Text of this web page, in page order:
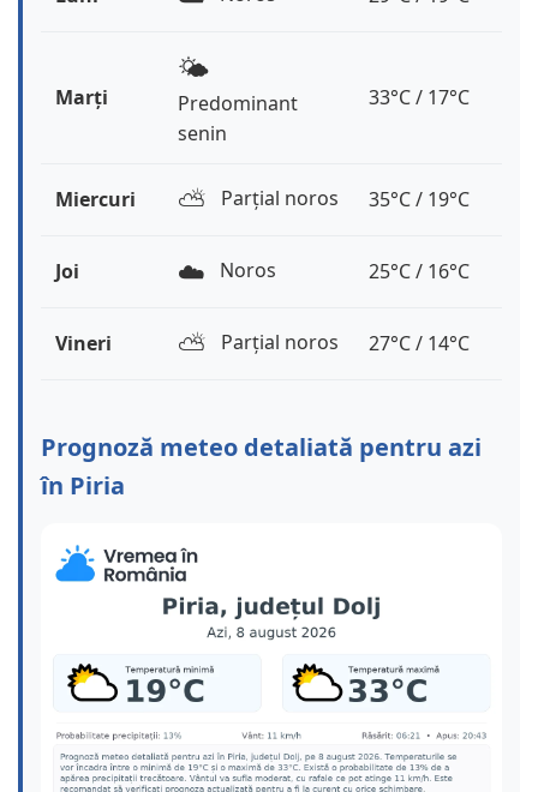
Marți
🌤️
Predominant
senin
33°C / 17°C
Miercuri ⛅️ Parțial noros 35°C / 19°C
Joi ☁️ Noros 25°C / 16°C
Vineri ⛅️ Parțial noros 27°C / 14°C
Prognoză meteo detaliată pentru azi
în Piria